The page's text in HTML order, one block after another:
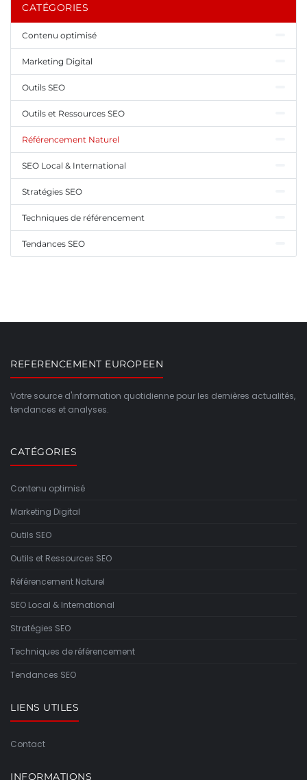
CATÉGORIES
Contenu optimisé
Marketing Digital
Outils SEO
Outils et Ressources SEO
Référencement Naturel
SEO Local & International
Stratégies SEO
Techniques de référencement
Tendances SEO
REFERENCEMENT EUROPEEN
Votre source d'information quotidienne pour les dernières actualités,
tendances et analyses.
CATÉGORIES
Contenu optimisé
Marketing Digital
Outils SEO
Outils et Ressources SEO
Référencement Naturel
SEO Local & International
Stratégies SEO
Techniques de référencement
Tendances SEO
LIENS UTILES
Contact
INFORMATIONS